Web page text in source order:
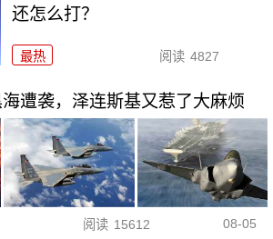
还怎么打？
最热 阅读 4827
遭袭，泽连斯基又惹了大麻烦
阅读 15612 08-05